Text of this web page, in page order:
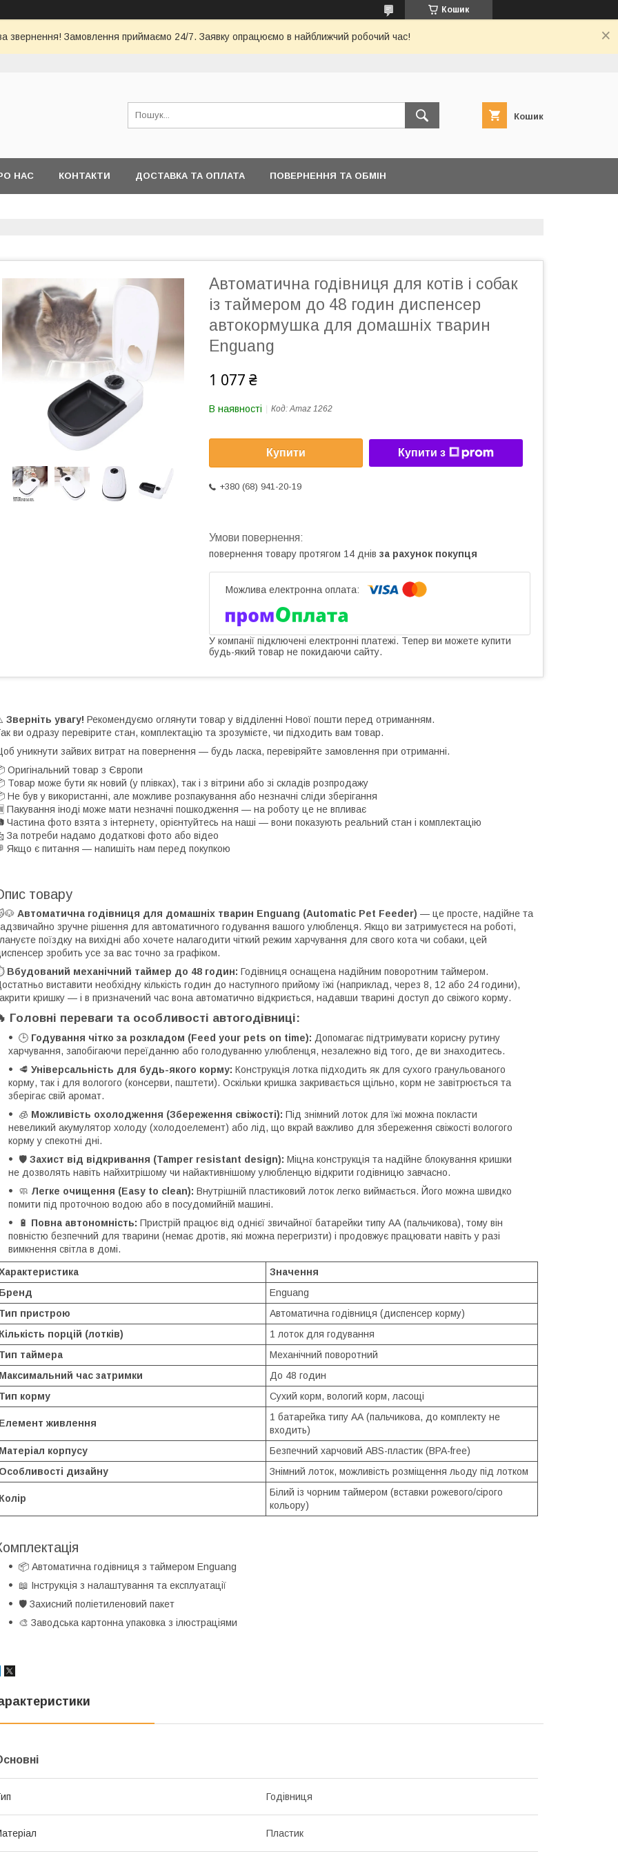
Кошик
звернення! Замовлення приймаємо 24/7. Заявку опрацюємо в найближчий робочий час!
Кошик
НАС КОНТАКТИ ДОСТАВКА ТА ОПЛАТА ПОВЕРНЕННЯ ТА ОБМІН
Автоматична годівниця для котів і собак
із таймером до 48 годин диспенсер
автокормушка для домашніх тварин
Enguang
1 077 ₴
В наявності Код:Amaz 1262
Купити Купити з
+380 (68) 941-20-19
повернення товару протягом 14 днів за рахунок покупця
У компанії підключені електронні платежі. Тепер ви можете купити
будь-який товар не покидаючи сайту.
Зверніть увагу! Рекомендуємо оглянути товар у відділенні Нової пошти перед отриманням.
ви одразу перевірите стан, комплектацію та зрозумієте, чи підходить вам товар.
уникнути зайвих витрат на повернення — будь ласка, перевіряйте замовлення при отриманні.
Оригінальний товар з Європи
Товар може бути як новий (у плівках), так і з вітрини або зі складів розпродажу
Не був у використанні, але можливе розпакування або незначні сліди зберігання
Пакування іноді може мати незначні пошкодження — на роботу це не впливає
Частина фото взята з інтернету, орієнтуйтесь на наші — вони показують реальний стан і комплектацію
За потреби надамо додаткові фото або відео
Якщо є питання — напишіть нам перед покупкою
товару
Автоматична годівниця для домашніх тварин Enguang (Automatic Pet Feeder) — це просте, надійне та
зручне рішення для автоматичного годування вашого улюбленця. Якщо ви затримуєтеся на роботі,
поїздку на вихідні або хочете налагодити чіткий режим харчування для свого кота чи собаки, цей
зробить усе за вас точно за графіком.
Вбудований механічний таймер до 48 годин: Годівниця оснащена надійним поворотним таймером.
виставити необхідну кількість годин до наступного прийому їжі (наприклад, через 8, 12 або 24 години),
кришку — і в призначений час вона автоматично відкриється, надавши тварині доступ до свіжого корму.
Головні переваги та особливості автогодівниці:
🕒 Годування чітко за розкладом (Feed your pets on time): Допомагає підтримувати корисну рутину
харчування, запобігаючи переїданню або голодуванню улюбленця, незалежно від того, де ви знаходитесь.
🥩 Універсальність для будь-якого корму: Конструкція лотка підходить як для сухого гранульованого
корму, так і для вологого (консерви, паштети). Оскільки кришка закривається щільно, корм не завітрюється та
зберігає свій аромат.
🧊 Можливість охолодження (Збереження свіжості): Під знімний лоток для їжі можна покласти
невеликий акумулятор холоду (холодоелемент) або лід, що вкрай важливо для збереження свіжості вологого
корму у спекотні дні.
🛡️ Захист від відкривання (Tamper resistant design): Міцна конструкція та надійне блокування кришки
не дозволять навіть найхитрішому чи найактивнішому улюбленцю відкрити годівницю завчасно.
🧼 Легке очищення (Easy to clean): Внутрішній пластиковий лоток легко виймається. Його можна швидко
помити під проточною водою або в посудомийній машині.
🔋 Повна автономність: Пристрій працює від однієї звичайної батарейки типу АА (пальчикова), тому він
повністю безпечний для тварини (немає дротів, які можна перегризти) і продовжує працювати навіть у разі
вимкнення світла в домі.
Значення
Бренд
Enguang
Тип пристрою
Автоматична годівниця (диспенсер корму)
Кількість порцій (лотків)
1 лоток для годування
Тип таймера
Механічний поворотний
Максимальний час затримки
До 48 годин
Тип корму
Сухий корм, вологий корм, ласощі
Елемент живлення
1 батарейка типу АА (пальчикова, до комплекту не
входить)
Матеріал корпусу
Безпечний харчовий ABS-пластик (BPA-free)
Особливості дизайну
Знімний лоток, можливість розміщення льоду під лотком
Колір
Білий із чорним таймером (вставки рожевого/сірого
кольору)
📦 Автоматична годівниця з таймером Enguang
📖 Інструкція з налаштування та експлуатації
🛡️ Захисний поліетиленовий пакет
🎨 Заводська картонна упаковка з ілюстраціями
Годівниця
Пластик